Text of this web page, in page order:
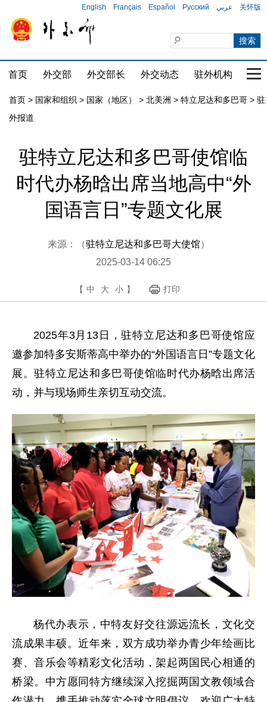
English Français Español Русский عربي 关怀版
首页 外交部 外交部长 外交动态 驻外机构 国
首页 > 国家和组织 > 国家（地区） > 北美洲 > 特立尼达和多巴哥 > 驻
外报道
驻特立尼达和多巴哥使馆临
时代办杨晗出席当地高中“外
国语言日”专题文化展
来源：（驻特立尼达和多巴哥大使馆）
2025-03-14 06:25
【 中 大 小 】 打印
2025年3月13日，驻特立尼达和多巴哥使馆应
邀参加特多安斯蒂高中举办的“外国语言日”专题文化
展。驻特立尼达和多巴哥使馆临时代办杨晗出席活
动，并与现场师生亲切互动交流。
杨代办表示，中特友好交往源远流长，文化交
流成果丰硕。近年来，双方成功举办青少年绘画比
赛、音乐会等精彩文化活动，架起两国民心相通的
桥梁。中方愿同特方继续深入挖掘两国文教领域合